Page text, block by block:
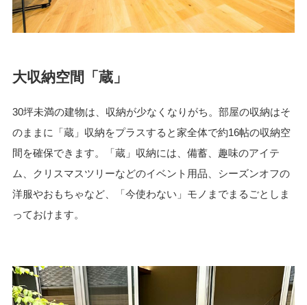
大収納空間「蔵」
30坪未満の建物は、収納が少なくなりがち。部屋の収納はそ
のままに「蔵」収納をプラスすると家全体で約16帖の収納空
間を確保できます。「蔵」収納には、備蓄、趣味のアイテ
ム、クリスマスツリーなどのイベント用品、シーズンオフの
洋服やおもちゃなど、「今使わない」モノまでまるごとしま
っておけます。